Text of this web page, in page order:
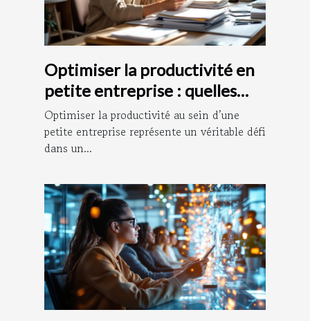
Optimiser la productivité en
petite entreprise : quelles
stratégies adopter ?
Optimiser la productivité au sein d’une
petite entreprise représente un véritable défi
dans un...